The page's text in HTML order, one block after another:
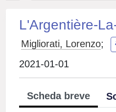
L'Argentière-
Migliorati, Lorenzo;
2021-01-01
Scheda breve